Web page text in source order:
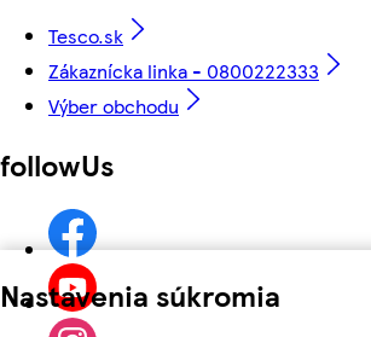
Nastavenia súkromia
Tesco.sk
Zákaznícka linka - 0800222333
Výber obchodu
followUs